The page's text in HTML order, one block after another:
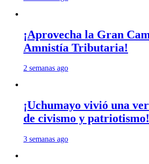
¡Aprovecha la Gran
Amnistía Tributaria!
2 semanas ago
¡Uchumayo vivió una
de civismo y patriotismo!
3 semanas ago